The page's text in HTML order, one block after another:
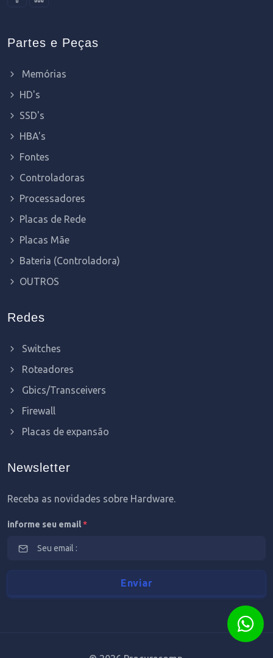
Partes e Peças
Memórias
HD's
SSD's
HBA's
Fontes
Controladoras
Processadores
Placas de Rede
Placas Mãe
Bateria (Controladora)
OUTROS
Redes
Switches
Roteadores
Gbics/Transceivers
Firewall
Placas de expansão
Newsletter
Receba as novidades sobre Hardware.
informe seu email*